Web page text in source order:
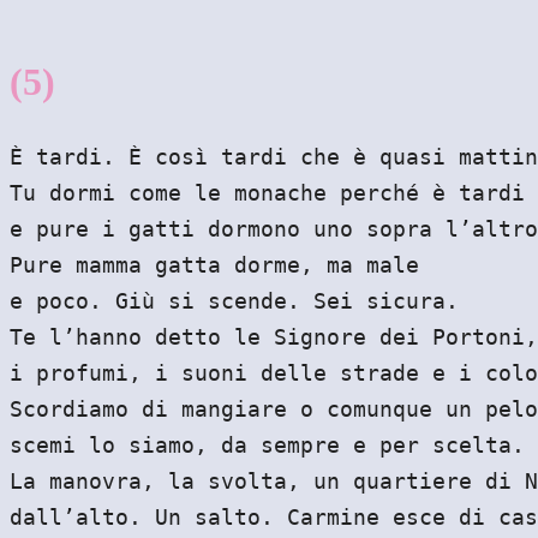
(5)
È tardi. È così tardi che è quasi
Tu dormi come le monache perché è tardi
e pure i gatti dormono uno sopra
Pure mamma gatta dorme, ma male
e poco. Giù si scende. Sei sicura.
Te l’hanno detto le Signore dei Portoni,
i profumi, i suoni delle strade e i
Scordiamo di mangiare o comunque un pelo
scemi lo siamo, da sempre e per scelta.
La manovra, la svolta, un quartiere di
dall’alto. Un salto. Carmine esce di